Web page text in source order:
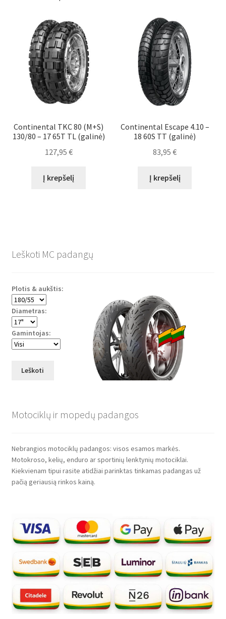
Continental TKC 80 (M+S)
130/80 – 17 65T TL (galinė)
127,95 €
Į krepšelį
Continental Escape 4.10 –
18 60S TT (galinė)
83,95€
Į krepšelį
Leškoti MC padangų
Plotis & aukštis:
Diametras:
Gamintojas:
Leškoti
Motociklų ir mopedų padangos
Nebrangios motociklų padangos: visos esamos markės.
Motokroso, kelių, enduro ar sportinių lenktynių motociklai.
Kiekvienam tipui rasite atidžiai parinktas tinkamas padangas už
pačią geriausią rinkos kainą.